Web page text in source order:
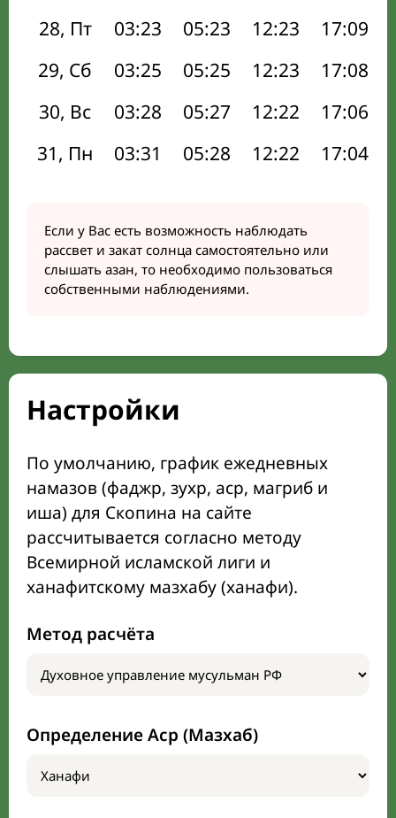
28, Пт
03:23 05:23 12:23 17:09
29, Сб
03:25 05:25 12:23 17:08
30, Вс
03:28 05:27 12:22 17:06
31, Пн
03:31 05:28 12:22 17:04
Если у Вас есть возможность наблюдать
рассвет и закат солнца самостоятельно или
слышать азан, то необходимо пользоваться
собственными наблюдениями.
Настройки
По умолчанию, график ежедневных
намазов (фаджр, зухр, аср, магриб и
иша) для Скопина на сайте
рассчитывается согласно методу
Всемирной исламской лиги и
ханафитскому мазхабу (ханафи).
Метод расчёта
Определение Аср (Мазхаб)